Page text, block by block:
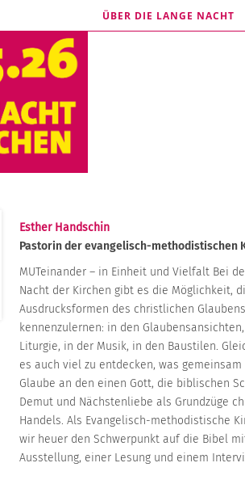
ÜBER DIE LANGE NACHT
Esther Handschin
Pastorin der evangelisch-methodistischen
MUTeinander – in Einheit und Vielfalt Bei
Nacht der Kirchen gibt es die Möglichkeit,
Ausdrucksformen des christlichen Glaubens
kennenzulernen: in den
Liturgie, in der Musik, in den Baustilen.
es auch viel zu entdecken, was
Glaube an den einen Gott, die biblischen
Demut und Nächstenliebe als Grundzüge
Handels. Als Evangelisch-methodistische
wir heuer den Schwerpunkt auf die Bibel
Ausstellung, einer Lesung und einem